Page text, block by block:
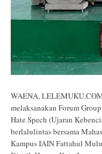
WAENA,
melaksanakan Forum
Hate Spech (Ujaran
berlalulintas bersama
Kampus IAIN Fattahul